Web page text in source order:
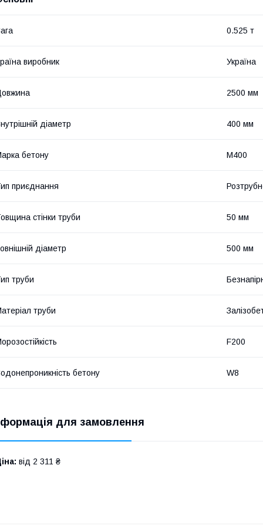
0.525 т
виробник Україна
2500 мм
діаметр 400 мм
бетону М400
приєднання
стінки труби 50 мм
діаметр 500 мм
труби
труби
F200
бетону W8
для замовлення
від 2 311 ₴